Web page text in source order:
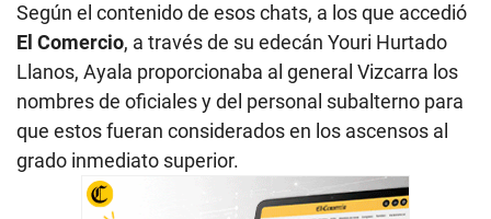
Según el contenido de esos chats, a los que accedió
El Comercio, a través de su edecán Youri Hurtado
Llanos, Ayala proporcionaba al general Vizcarra los
nombres de oficiales y del personal subalterno para
que estos fueran considerados en los ascensos al
grado inmediato superior.